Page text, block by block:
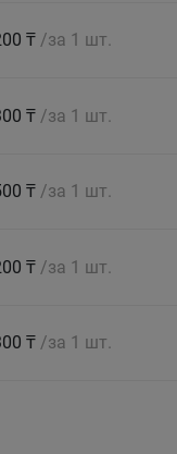
₸ /за 1 шт.
₸ /за 1 шт.
₸ /за 1 шт.
₸ /за 1 шт.
₸ /за 1 шт.